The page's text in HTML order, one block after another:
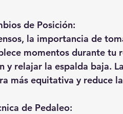
de Posición:
la importancia de
momentos durante tu
y relajar la espalda baja.
más equitativa y reduce
de Pedaleo: